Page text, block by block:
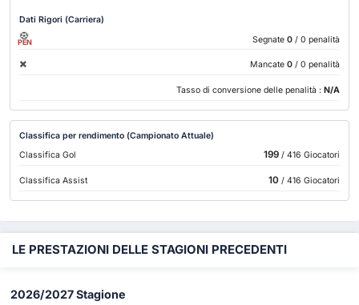
Dati Rigori (Carriera)
PEN Segnate 0 / 0 penalità
Mancate 0 / 0 penalità
Tasso di conversione delle penalità : N/A
Classifica per rendimento (Campionato Attuale)
Classifica Gol
199/ 416 Giocatori
Classifica Assist 10 / 416 Giocatori
LE PRESTAZIONI DELLE STAGIONI PRECEDENTI
2026/2027 Stagione